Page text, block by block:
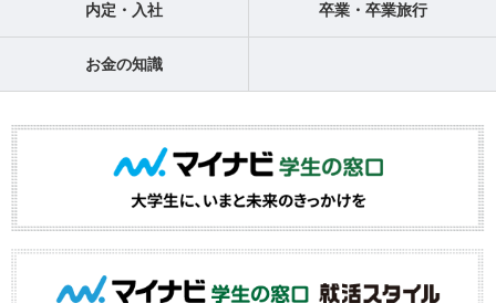
内定・入社 卒業・卒業旅行
お金の知識